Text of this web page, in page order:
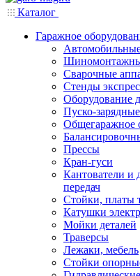
Каталог
Гаражное
Сварочные
Стенды
Оборудование
Пуско-
Общегаражное
Прессы
Кран-гуси
Кантователи и
передач
Стойки, платы
Катушки
Мойки деталей
Траверсы
Лежаки, мебель
Стойки